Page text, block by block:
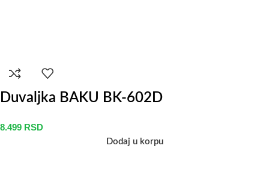
Duvaljka BAKU BK-602D
8.499 RSD
Dodaj u korpu